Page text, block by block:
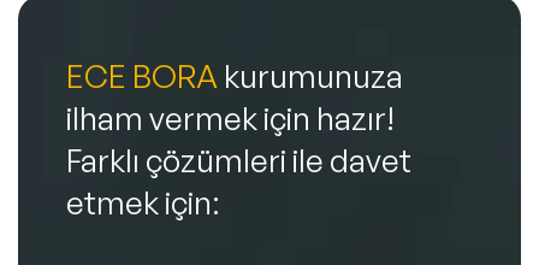
ECE BORA kurumunuza
ilham vermek için hazır!
Farklı çözümleri ile davet
etmek için: